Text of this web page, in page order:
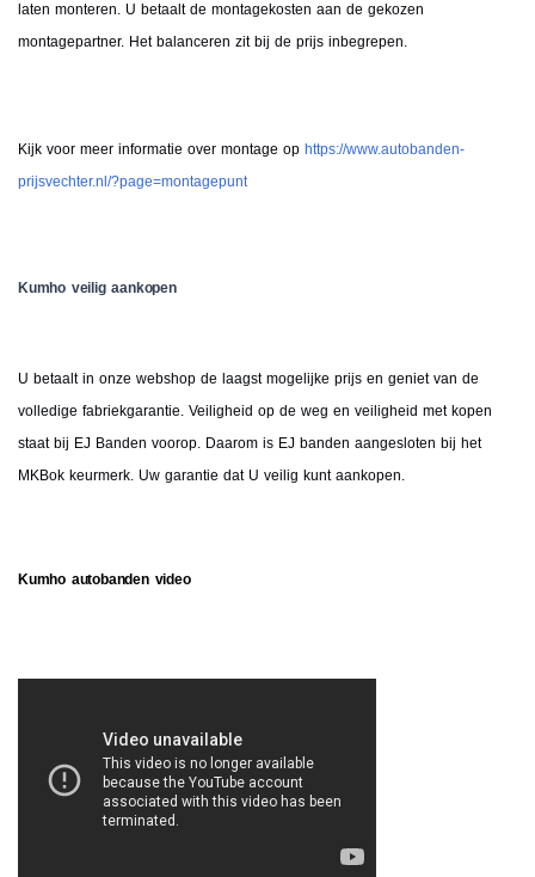
laten monteren. U betaalt de montagekosten aan de gekozen
montagepartner. Het balanceren zit bij de prijs inbegrepen.
Kijk voor meer informatie over montage op https://www.autobanden-
prijsvechter.nl/?page=montagepunt
Kumho veilig aankopen
U betaalt in onze webshop de laagst mogelijke prijs en geniet van de
volledige fabriekgarantie. Veiligheid op de weg en veiligheid met kopen
staat bij EJ Banden voorop. Daarom is EJ banden aangesloten bij het
MKBok keurmerk. Uw garantie dat U veilig kunt aankopen.
Kumho autobanden video